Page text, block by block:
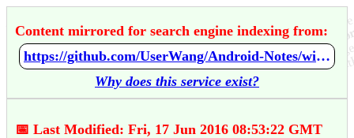
Content mirrored for search engine indexing from:
https://github.com/UserWang/Android-Notes/wiki/%E4%BD%BF%E7%94%A8lint%E6%9D%A5%E6%94%B9%E5%96%84%E4%BD%A0%E7%9A%84%E4%BB%A3%E7%A0%81
Why does this service exist?
📅 Last Modified: Fri, 17 Jun 2016 08:53:22 GMT